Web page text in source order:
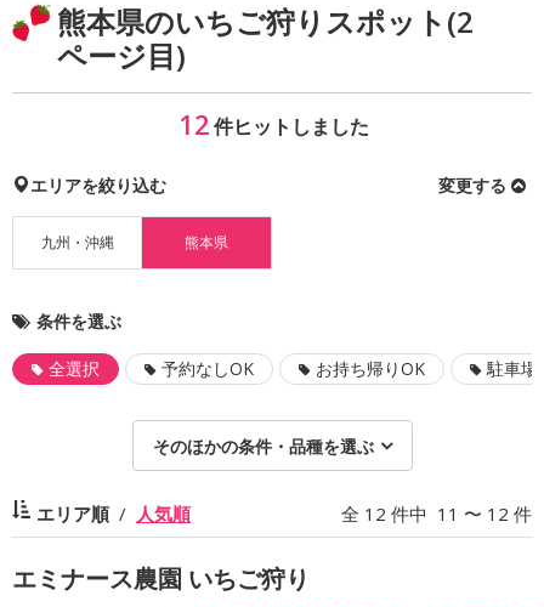
熊本県のいちご狩りスポット(2
ページ目)
12件ヒットしました
エリアを絞り込む 変更する
九州・沖縄 熊本県
条件を選ぶ
全選択 予約なしOK お持ち帰りOK 駐車場
そのほかの条件・品種を選ぶ
エリア順 人気順 全 12 件中 11 〜 12 件
エミナース農園 いちご狩り